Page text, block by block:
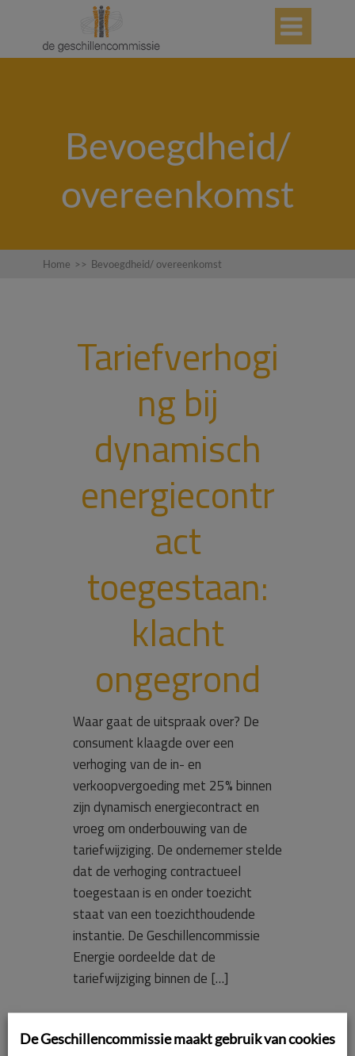

Bevoegdheid/
overeenkomst
Home >> Bevoegdheid/ overeenkomst
Tariefverhogi
ng bij
dynamisch
energiecontr
act
toegestaan:
klacht
ongegrond
Waar gaat de uitspraak over? De
consument klaagde over een
verhoging van de in- en
verkoopvergoeding met 25% binnen
zijn dynamisch energiecontract en
vroeg om onderbouwing van de
tariefwijziging. De ondernemer stelde
dat de verhoging contractueel
toegestaan is en onder toezicht
staat van een toezichthoudende
instantie. De Geschillencommissie
Energie oordeelde dat de
tariefwijziging binnen de […]
Lees verder
De Geschillencommissie maakt gebruik van cookies